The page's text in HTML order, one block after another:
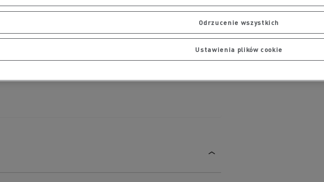
Odrzucenie wszystkich
Ustawienia plików cookie